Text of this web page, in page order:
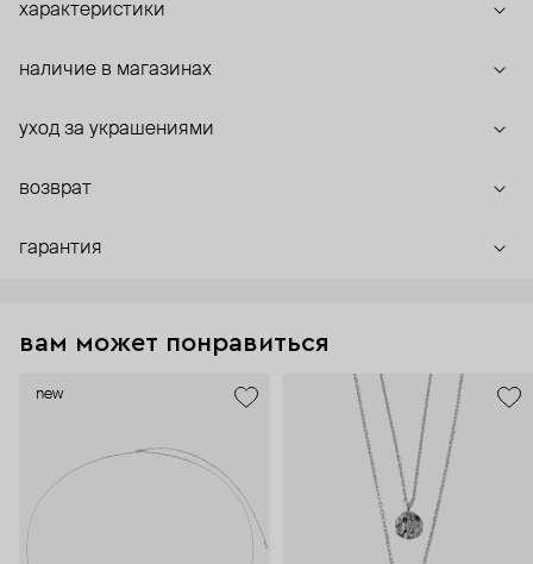
характеристики
наличие в магазинах
уход за украшениями
возврат
гарантия
вам может понравиться
new